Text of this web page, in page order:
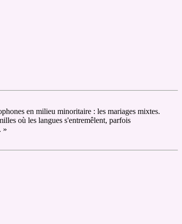
en milieu minoritaire : les mariages mixtes.
où les langues s'entremêlent, parfois
»